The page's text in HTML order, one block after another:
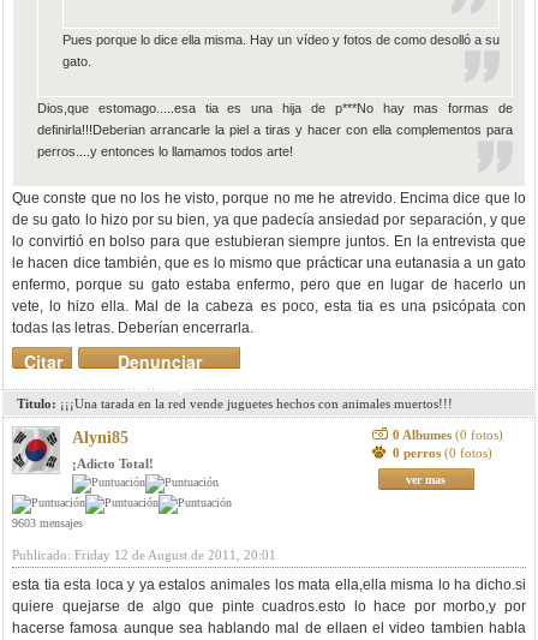
Pues porque lo dice ella misma. Hay un vídeo y fotos de como desolló a su
gato.
Dios,que estomago.....esa tia es una hija de p***No hay mas formas de
definirla!!!Deberian arrancarle la piel a tiras y hacer con ella complementos para
perros....y entonces lo llamamos todos arte!
Que conste que no los he visto, porque no me he atrevido. Encima dice que lo
de su gato lo hizo por su bien, ya que padecía ansiedad por separación, y que
lo convirtió en bolso para que estubieran siempre juntos. En la entrevista que
le hacen dice también, que es lo mismo que prácticar una eutanasia a un gato
enfermo, porque su gato estaba enfermo, pero que en lugar de hacerlo un
vete, lo hizo ella. Mal de la cabeza es poco, esta tia es una psicópata con
todas las letras. Deberían encerrarla.
Denunciar
mensaje
Citar
Titulo: ¡¡¡Una tarada en la red vende juguetes hechos con animales muertos!!!
Alyni85
¡Adicto Total!
9603 mensajes
0 Albumes (0 fotos)
0 perros (0 fotos)
ver mas
Publicado: Friday 12 de August de 2011, 20:01
esta tia esta loca y ya estalos animales los mata ella,ella misma lo ha dicho.si
quiere quejarse de algo que pinte cuadros.esto lo hace por morbo,y por
hacerse famosa aunque sea hablando mal de ellaen el video tambien habla